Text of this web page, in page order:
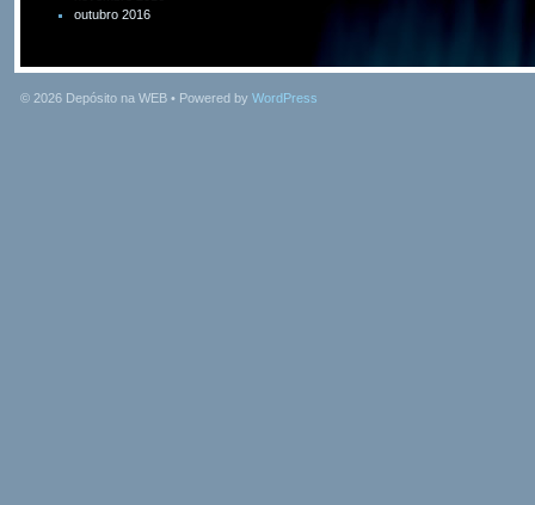
outubro 2016
© 2026 Depósito na WEB • Powered by WordPress